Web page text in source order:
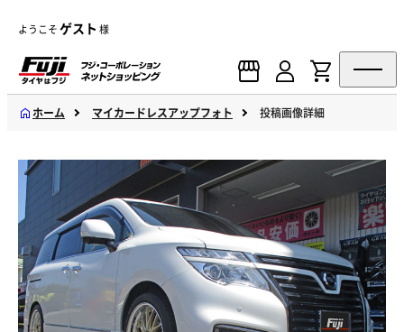
ようこそゲスト 様
ホーム マイカードレスアップフォト 投稿画像詳細